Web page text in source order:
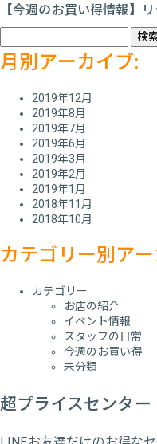
【今週のお買い得情報】
索:
月別アーカイブ:
2019年12月
2019年8月
2019年7月
2019年6月
2019年3月
2019年2月
2019年1月
2018年11月
2018年10月
カテゴリー別ア
カテゴリー
お店の紹介
イベント情報
スタッフの日常
今週のお買い得
未分類
超プライスセンタ